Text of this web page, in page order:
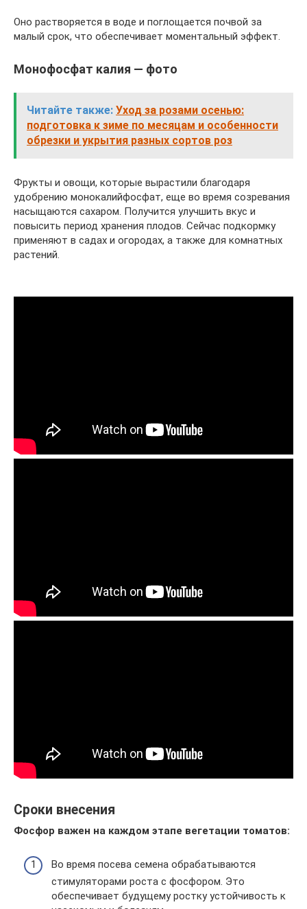
Оно растворяется в воде и поглощается почвой за
малый срок, что обеспечивает моментальный эффект.
Монофосфат калия — фото
Читайте также: Уход за розами осенью:
подготовка к зиме по месяцам и особенности
обрезки и укрытия разных сортов роз
Фрукты и овощи, которые вырастили благодаря
удобрению монокалийфосфат, еще во время созревания
насыщаются сахаром. Получится улучшить вкус и
повысить период хранения плодов. Сейчас подкормку
применяют в садах и огородах, а также для комнатных
растений.
Сроки внесения
Фосфор важен на каждом этапе вегетации томатов:
Во время посева семена обрабатываются
стимуляторами роста с фосфором. Это
обеспечивает будущему ростку устойчивость к